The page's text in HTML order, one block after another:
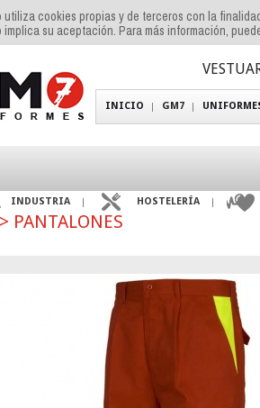
utiliza cookies propias y de terceros con la
implica su aceptación. Para más información,
INICIO GM7
INDUSTRIA HOSTELERÍA
> PANTALONES